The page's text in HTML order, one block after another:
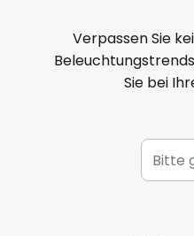
Verpassen Sie
Sie bei